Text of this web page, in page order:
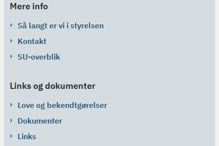
Mere info
Så langt er vi i styrelsen
Kontakt
SU-overblik
Links og dokumenter
Love og bekendtgørelser
Dokumenter
Links